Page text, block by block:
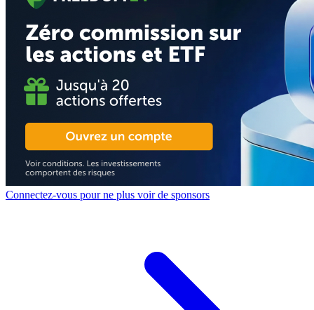
Connectez-vous pour ne plus voir de sponsors